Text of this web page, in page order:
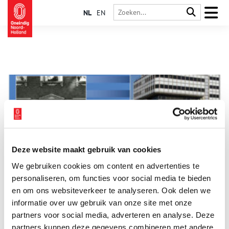
Deze website maakt gebruik van cookies
We gebruiken cookies om content en advertenties te
personaliseren, om functies voor social media te bieden
en om ons websiteverkeer te analyseren. Ook delen we
informatie over uw gebruik van onze site met onze
partners voor social media, adverteren en analyse. Deze
partners kunnen deze gegevens combineren met andere
NL EN
ICT-bedrijf International Business Machines (IBM) werd in 1911
in Amerika opgericht en is vanaf 1920 officieel
vertegenwoordigd in ons land. Toen verwierf Maurice Boas een
agentschap, dat in 1940 omgezet werd in een volle
dochteronderneming. In eerste instantie onder de naam
Watson Bedrijfsmachine Maatschappij N.V. en na de Tweede
Wereldoorlog als Internationale Bedrijfsmachine Maatschappij